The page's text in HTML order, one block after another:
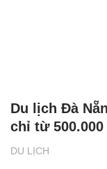
DU LỊCH
Du lịch Đà
chỉ từ 500.000